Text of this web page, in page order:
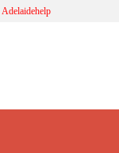
Adelaidehelp